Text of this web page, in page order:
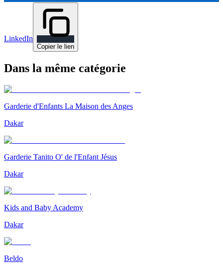
LinkedIn
Copier le lien
Dans la même catégorie
Garderie d'Enfants La Maison des Anges
Dakar
Garderie Tanito O' de l'Enfant Jésus
Dakar
Kids and Baby Academy
Dakar
Beldo